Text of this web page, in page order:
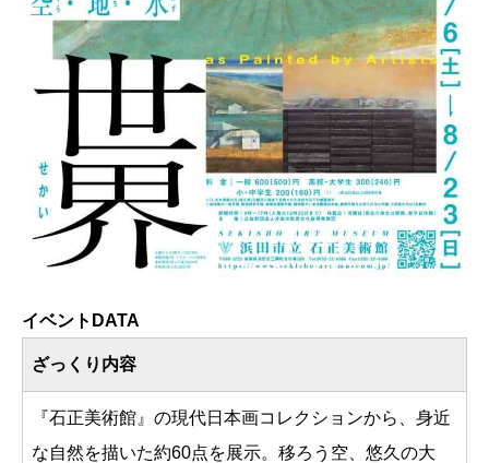
イベントDATA
ざっくり内容
『石正美術館』の現代日本画コレクションから、身近
な自然を描いた約60点を展示。移ろう空、悠久の大